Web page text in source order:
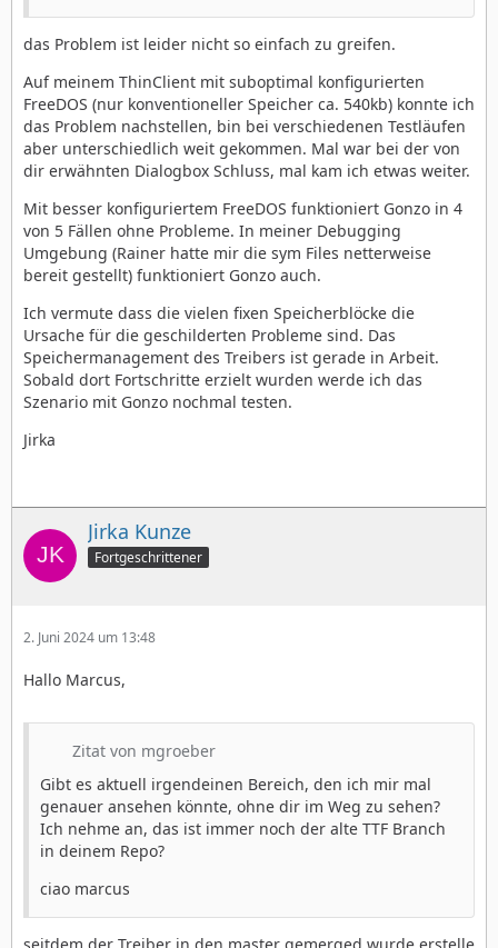
das Problem ist leider nicht so einfach zu greifen.
Auf meinem ThinClient mit suboptimal konfigurierten
FreeDOS (nur konventioneller Speicher ca. 540kb) konnte ich
das Problem nachstellen, bin bei verschiedenen Testläufen
aber unterschiedlich weit gekommen. Mal war bei der von
dir erwähnten Dialogbox Schluss, mal kam ich etwas weiter.
Mit besser konfiguriertem FreeDOS funktioniert Gonzo in 4
von 5 Fällen ohne Probleme. In meiner Debugging
Umgebung (Rainer hatte mir die sym Files netterweise
bereit gestellt) funktioniert Gonzo auch.
Ich vermute dass die vielen fixen Speicherblöcke die
Ursache für die geschilderten Probleme sind. Das
Speichermanagement des Treibers ist gerade in Arbeit.
Sobald dort Fortschritte erzielt wurden werde ich das
Szenario mit Gonzo nochmal testen.
Jirka
Jirka Kunze
Fortgeschrittener
2. Juni 2024 um 13:48
Hallo Marcus,
Zitat von mgroeber
Gibt es aktuell irgendeinen Bereich, den ich mir mal
genauer ansehen könnte, ohne dir im Weg zu sehen?
Ich nehme an, das ist immer noch der alte TTF Branch
in deinem Repo?
ciao marcus